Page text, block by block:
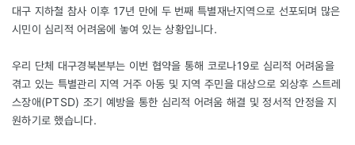
대구 지하철 참사 이후 17년 만에 두 번째 특별재난지역으로 선포되며 많은
시민이 심리적 어려움에 놓여 있는 상황입니다.
우리 단체 대구경북본부는 이번 협약을 통해 코로나19로 심리적 어려움을
겪고 있는 특별관리 지역 거주 아동 및 지역 주민을 대상으로 외상후 스트레
스장애(PTSD) 조기 예방을 통한 심리적 어려움 해결 및 정서적 안정을 지
원하기로 했습니다.